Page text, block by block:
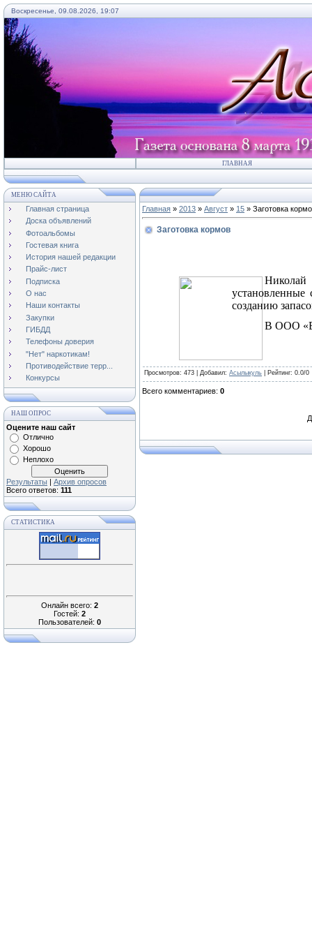
Воскресенье, 09.08.2026, 19:07
ГЛАВНАЯ
МЕНЮ САЙТА
Главная страница
Доска объявлений
Фотоальбомы
Гостевая книга
История нашей редакции
Прайс-лист
Подписка
О нас
Наши контакты
Закупки
ГИБДД
Телефоны доверия
"Нет" наркотикам!
Противодействие терр...
Конкурсы
НАШ ОПРОС
Оцените наш сайт
Отлично
Хорошо
Неплохо
Результаты | Архив опросов
Всего ответов: 111
СТАТИСТИКА
Онлайн всего: 2
Гостей: 2
Пользователей: 0
Главная » 2013 » Август » 15 » Заготовка
Заготовка кормов
Николай
установленные
созданию
В ООО
Просмотров: 473 | Добавил: Асылыкуль Рейтинг: 0.0/0
Всего комментариев: 0